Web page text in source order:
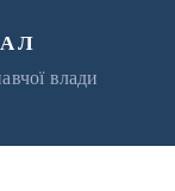
влади